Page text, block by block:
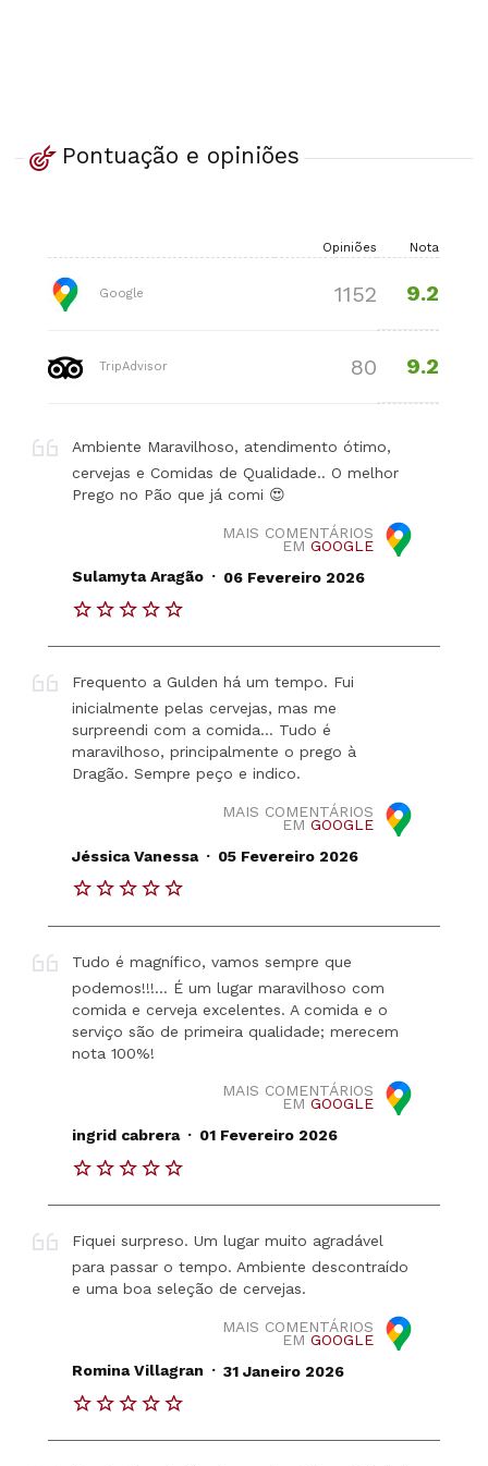
Pontuação e opiniões
Opiniões Nota
Google 1152 9.2
TripAdvisor 80 9.2
Ambiente Maravilhoso, atendimento ótimo,
cervejas e Comidas de Qualidade.. O melhor
Prego no Pão que já comi 😍
MAIS COMENTÁRIOS
EM GOOGLE
Sulamyta Aragão . 06 Fevereiro 2026
Frequento a Gulden há um tempo. Fui
inicialmente pelas cervejas, mas me
surpreendi com a comida… Tudo é
maravilhoso, principalmente o prego à
Dragão. Sempre peço e indico.
MAIS COMENTÁRIOS
EM GOOGLE
Jéssica Vanessa . 05 Fevereiro 2026
Tudo é magnífico, vamos sempre que
podemos!!!… É um lugar maravilhoso com
comida e cerveja excelentes. A comida e o
serviço são de primeira qualidade; merecem
nota 100%!
MAIS COMENTÁRIOS
EM GOOGLE
ingrid cabrera . 01 Fevereiro 2026
Fiquei surpreso. Um lugar muito agradável
para passar o tempo. Ambiente descontraído
e uma boa seleção de cervejas.
MAIS COMENTÁRIOS
EM GOOGLE
Romina Villagran . 31 Janeiro 2026